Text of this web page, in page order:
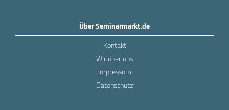
Über Seminarmarkt.de
Kontakt
Wir über uns
Impressum
Datenschutz